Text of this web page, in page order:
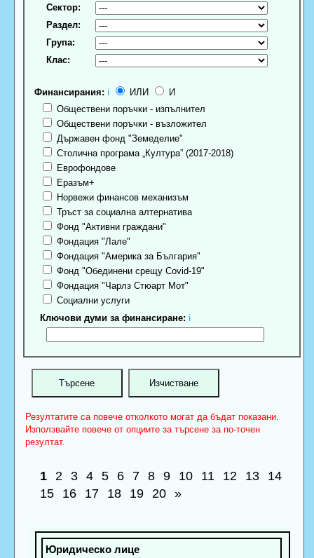
Сектор:
Раздел:
Група:
Клас:
Финансирания: ℹ ИЛИ
И
Обществени поръчки - изпълнител
Обществени поръчки - възложител
Държавен фонд "Земеделие"
Столична програма „Култура” (2017-2018)
Еврофондове
Еразъм+
Норвежи финансов механизъм
Тръст за социална алтернатива
Фонд "Активни граждани"
Фондация "Лале"
Фондация "Америка за България"
Фонд "Обединени срещу Covid-19"
Фондация "Чарлз Стюарт Мот"
Социални услуги
Ключови думи за финансиране: ℹ
Резултатите са повече отколкото могат да бъдат показани.
Използвайте повече от опциите за търсене за по-точен
резултат.
1 2 3 4 5 6 7 8 9 10 11 12 13
14
15
16 17 18 19 20 »